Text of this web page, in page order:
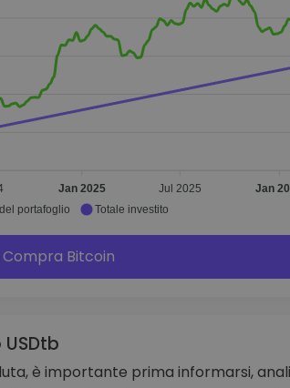
Jan 2025 Jul 2025 Jan
portafoglio Totale investito
Compra Bitcoin
è importante prima informarsi,